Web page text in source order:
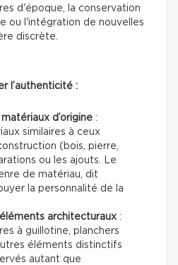
d'époque, la conservation
ou l'intégration de nouvelles
discrète.
l’authenticité :
matériaux d’origine :
similaires à ceux
(bois, pierre,
ou les ajouts. Le
de matériau, dit
la personnalité de la
éléments architecturaux :
à guillotine, planchers
éléments distinctifs
autant que